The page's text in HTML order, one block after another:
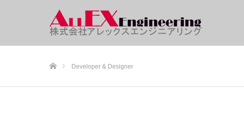
Developer & Designer